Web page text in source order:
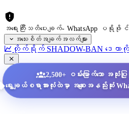
အရေးကြီးသတိပေးချက်- WhatsApp ပ
အသေးစိတ်အချက်အလက်များ
တိုက်ရိုက် SHADOW-BAN ဒေတာ
2,500+ ဝမ်းမြောက်သော အသုံးပ
ရွေးချယ်စရာအားလုံးထဲမှာ အစျေးအနည်း